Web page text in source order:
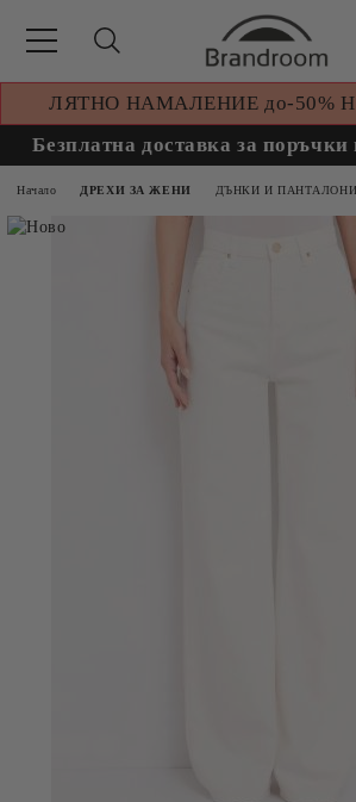
ЛЯТНО НАМАЛЕНИЕ до-50%
Безплатна доставка за
Начало ДРЕХИ ЗА ЖЕНИ ДЪНКИ И ПАНТАЛОНИ